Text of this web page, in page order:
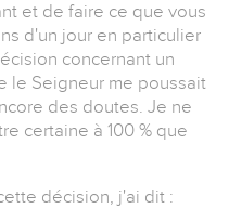
et de faire ce que vous
d'un jour en particulier
concernant un
le Seigneur me poussait
des doutes. Je ne
certaine à 100 % que
décision, j'ai dit :